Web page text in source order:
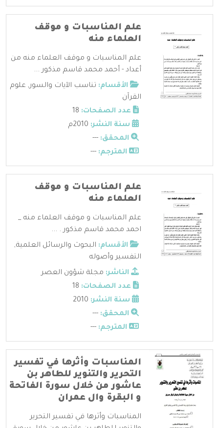
علم المناسبات و موقف
العلماء منه
علم المناسبات و موقف العلماء منه من
أعداد - أحمد محمد قاسم مذكور ...
الأقسام: تناسب الآيات والسور, علوم
القرآن
عدد الصفحات:
سنة النشر:
المحقق: ---
المترجم: ---
علم المناسبات و موقف
العلماء منه
علم المناسبات و موقف العلماء منه _
احمد محمد قاسم مذكور . ...
الأقسام: البحوث والرسائل العلمية,
التفسير وأصوله
الناشر: مجلة شؤون العصر
عدد الصفحات:
سنة النشر:
المحقق: ---
المترجم: ---
المناسبات وأثرها في تفسير
التحرير والتنوير للطاهر بن
عاشور من خلال سورة الفاتحة
و البقرة وال عمران
المناسبات وأثرها في تفسير التحرير